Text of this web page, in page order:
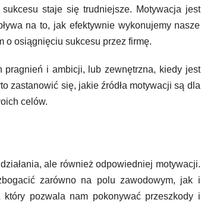
staje się trudniejsze. Motywacja jest
na to, jak efektywnie wykonujemy nasze
o osiągnięciu sukcesu przez firmę.
pragnień i ambicji, lub zewnętrzna, kiedy jest
zastanowić się, jakie źródła motywacji są dla
celów.
ale również odpowiedniej motywacji.
zarówno na polu zawodowym, jak i
pozwala nam pokonywać przeszkody i